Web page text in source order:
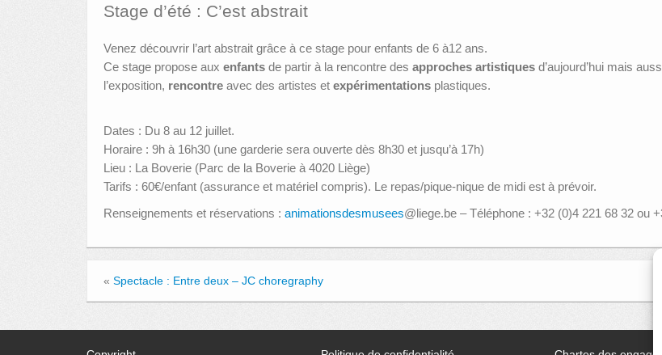
Stage d’été : C’est abstrait
Venez découvrir l’art abstrait grâce à ce stage pour enfants de 6 à12 ans.
Ce stage propose aux enfants de partir à la rencontre des approches artistiques d’aujourd’hui mais
l’exposition, rencontre avec des artistes et expérimentations plastiques.
Dates : Du 8 au 12 juillet.
Horaire : 9h à 16h30 (une garderie sera ouverte dès 8h30 et jusqu’à 17h)
Lieu : La Boverie (Parc de la Boverie à 4020 Liège)
Tarifs : 60€/enfant (assurance et matériel compris). Le repas/pique-nique de midi est à prévoir.
Renseignements et réservations : animationsdesmusees@liege.be – Téléphone : +32 (0)4 221 68 32 ou
« Spectacle : Entre deux – JC choregraphy